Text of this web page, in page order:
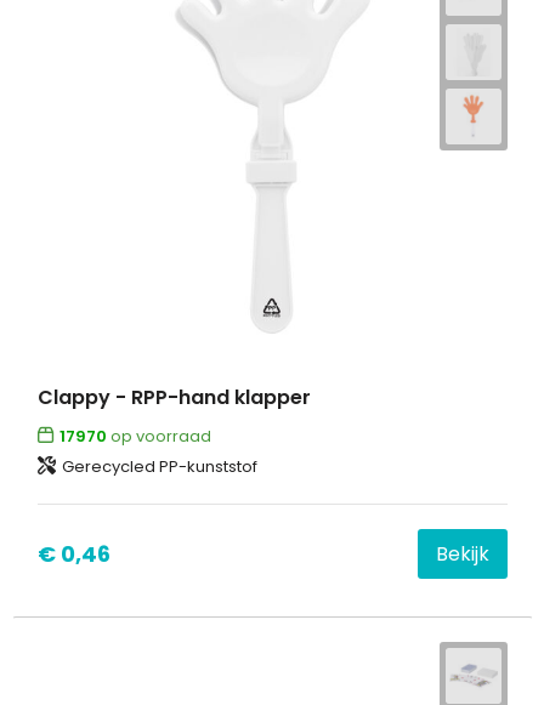
Clappy - RPP-hand klapper
17970 op voorraad
Gerecycled PP-kunststof
€ 0,46 Bekijk